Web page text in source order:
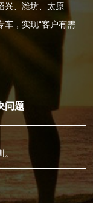
兴、潍坊、太原
车，实现“客户有需
问题